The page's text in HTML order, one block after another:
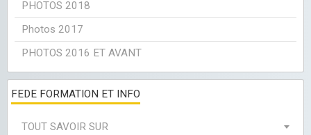
PHOTOS 2018
Photos 2017
PHOTOS 2016 ET AVANT
FEDE FORMATION ET INFO
TOUT SAVOIR SUR